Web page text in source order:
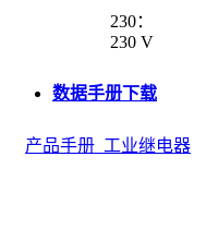
230：
230 V
数据手册下载
产品手册_工业继电器